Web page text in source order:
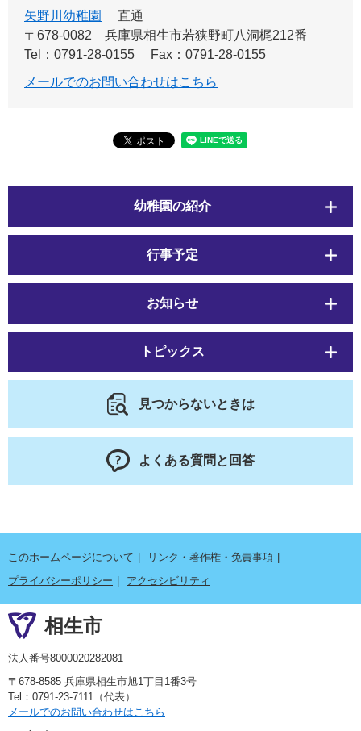
矢野川幼稚園
直通
〒678-0082
兵庫県相生市若狭野町八洞梶212番
Tel：0791-28-0155
Fax：0791-28-0155
メールでのお問い合わせはこちら
幼稚園の紹介
行事予定
お知らせ
トピックス
見つからないときは
よくある質問と回答
このホームページについて
リンク・著作権・免責事項
プライバシーポリシー
アクセシビリティ
相生市
法人番号8000020282081
〒678-8585 兵庫県相生市旭1丁目1番3号
Tel：0791-23-7111（代表）
メールでのお問い合わせはこちら